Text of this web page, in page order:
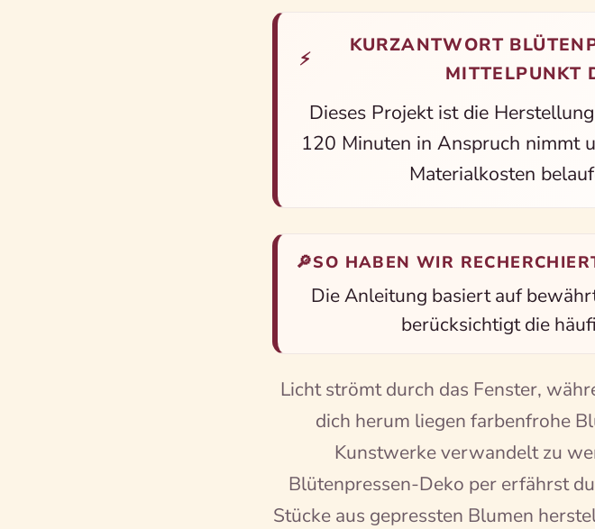
⚡
KURZANTWORT
MITTELPUNKT
Dieses Projekt ist die
120 Minuten in Anspruch nimmt
Materialkosten
🔎SO HABEN WIR
Die Anleitung basiert auf
berücksichtigt die
Licht strömt durch das Fenster,
dich herum liegen farbenfrohe
Kunstwerke verwandelt zu
Blütenpressen-Deko per erfährst
Stücke aus gepressten Blumen